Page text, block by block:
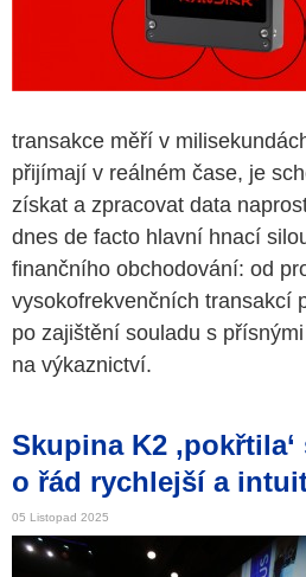
transakce měří v
přijímají v reálném čase, je
získat a zpracovat data
dnes de facto hlavní hnací
finančního obchodování: od
vysokofrekvenčních transakcí
po zajištění souladu s
na výkaznictví.
Skupina K2
o řád rychlejší a
05 Listopad 2025